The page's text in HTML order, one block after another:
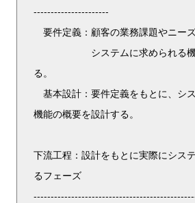
----------------------
要件定義：顧客の業務課題やニーズ
システムに求められる機能
る。
基本設計：要件定義をもとに、シ
機能の概要を設計する。
下流工程：設計をもとに実際にシス
るフェーズ